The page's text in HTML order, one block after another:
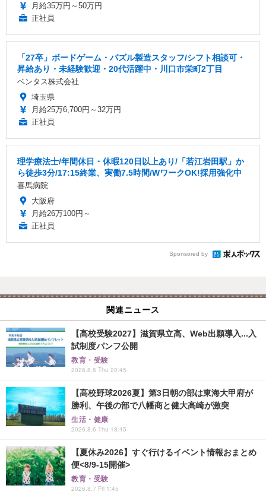
月給35万円～50万円
正社員
「27卒」ボードゲーム・パズル製造スタッフ/シフト相談可・
昇給あり・未経験歓迎・20代活躍中・川口市栄町2丁目
ベンタス株式会社
埼玉県
月給25万6,700円～32万円
正社員
理学療法士/年間休日・休暇120日以上あり/「若江岩田駅」か
ら徒歩3分/17:15終業、実働7.5時間/WワークOK!採用強化中
喜馬病院
大阪府
月給26万100円～
正社員
Sponsored by
関連ニュース
【高校受験2027】滋賀県立高、Web出願導入...入
試制度パンフ公開
教育・受験
2026.8.6 Thu 20:45
【高校野球2026夏】第3日朝の部は東海大甲府が
勝利、午後の部で八幡商と健大高崎が激突
生活・健康
2026.8.6 Thu 18:45
【夏休み2026】すぐ行けるイベント情報おまとめ
便<8/9-15開催>
教育・受験
2026.8.7 Fri 1:45